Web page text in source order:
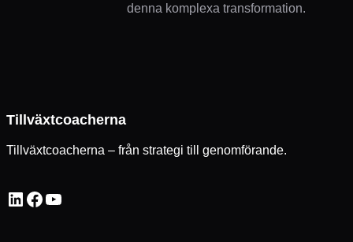
denna komplexa transformation.
Tillväxtcoacherna
Tillväxtcoacherna – från strategi till genomförande.
LinkedIn Facebook YouTube